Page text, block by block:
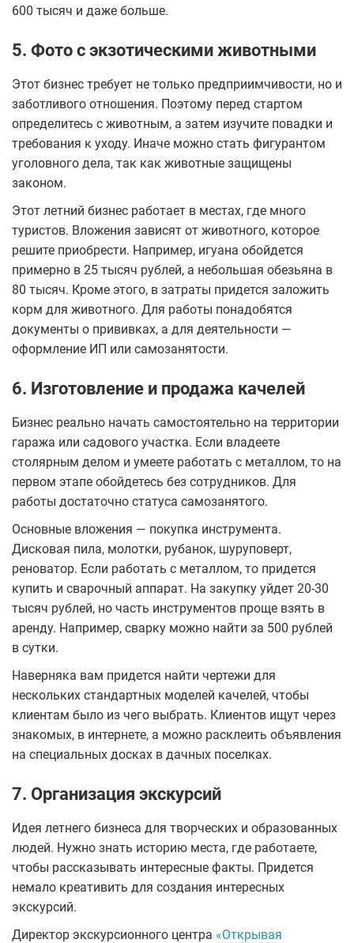
600 тысяч и даже больше.
5. Фото с экзотическими животными
Этот бизнес требует не только предприимчивости, но и
заботливого отношения. Поэтому перед стартом
определитесь с животным, а затем изучите повадки и
требования к уходу. Иначе можно стать фигурантом
уголовного дела, так как животные защищены
законом.
Этот летний бизнес работает в местах, где много
туристов. Вложения зависят от животного, которое
решите приобрести. Например, игуана обойдется
примерно в 25 тысяч рублей, а небольшая обезьяна в
80 тысяч. Кроме этого, в затраты придется заложить
корм для животного. Для работы понадобятся
документы о прививках, а для деятельности —
оформление ИП или самозанятости.
6. Изготовление и продажа качелей
Бизнес реально начать самостоятельно на территории
гаража или садового участка. Если владеете
столярным делом и умеете работать с металлом, то на
первом этапе обойдетесь без сотрудников. Для
работы достаточно статуса самозанятого.
Основные вложения — покупка инструмента.
Дисковая пила, молотки, рубанок, шуруповерт,
реноватор. Если работать с металлом, то придется
купить и сварочный аппарат. На закупку уйдет 20-30
тысяч рублей, но часть инструментов проще взять в
аренду. Например, сварку можно найти за 500 рублей
в сутки.
Наверняка вам придется найти чертежи для
нескольких стандартных моделей качелей, чтобы
клиентам было из чего выбрать. Клиентов ищут через
знакомых, в интернете, а можно расклеить объявления
на специальных досках в дачных поселках.
7. Организация экскурсий
Идея летнего бизнеса для творческих и образованных
людей. Нужно знать историю места, где работаете,
чтобы рассказывать интересные факты. Придется
немало креативить для создания интересных
экскурсий.
Директор экскурсионного центра «Открывая